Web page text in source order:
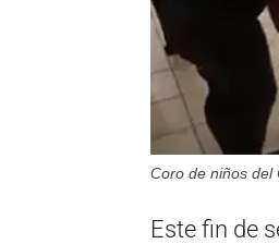
Coro de niños del
Este fin de